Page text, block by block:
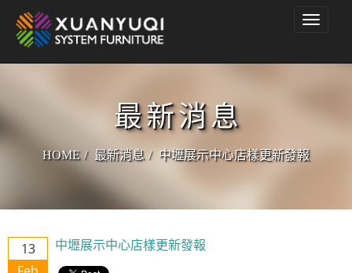
Toggle
最新消息
HOME 最新消息 中壢展示中心店樣更新發報
13
中壢展示中心店樣更新發報